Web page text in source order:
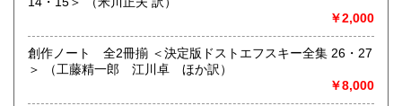
最寄駅：JR中央線・国立駅 (徒歩1分)
営業時間：10:00〜18:45
定休日：無し(※12/31～1/3は休業)
￥2,000
創作ノート 全2冊揃 ＜決定版ドストエフスキー全集 26・27
＞ （工藤精一郎 江川卓 ほか訳）
￥8,000